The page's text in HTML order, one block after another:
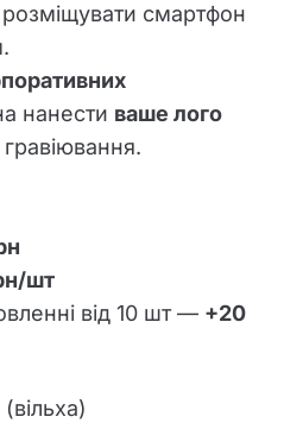
смартфон
нанести ваше лого
шт
від 10 шт — +20